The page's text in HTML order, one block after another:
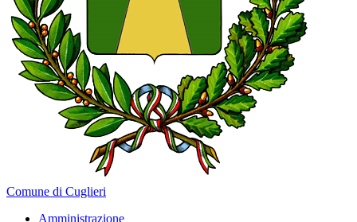
Comune di Cuglieri
Amministrazione